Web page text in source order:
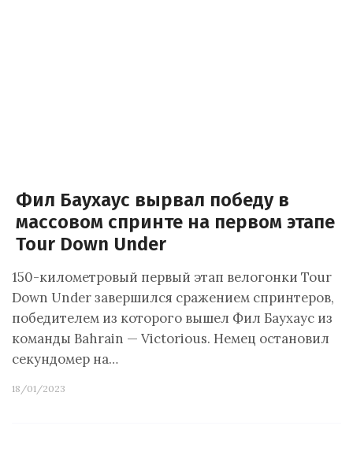
Фил Баухаус вырвал победу в
массовом спринте на первом этапе
Tour Down Under
150-километровый первый этап велогонки Tour
Down Under завершился сражением спринтеров,
победителем из которого вышел Фил Баухаус из
команды Bahrain — Victorious. Немец остановил
секундомер на…
18/01/2023